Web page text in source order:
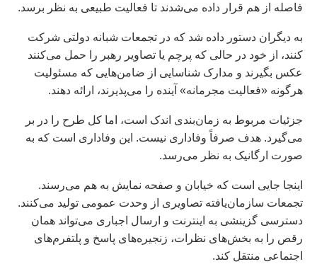
فاصله از هم قرار داده می‌شدند تا فعالیت طبیعی به نظر برسد.
به دیگران دستور داده شد که در تجمعات شبانه دولتی شرکت
کنند، از خود در حالی که پرچم یا تصاویر رهبر را حمل می‌کنند
عکس بگیرند و مدارک شناسایی از ضامن‌هایی که مسئولیت
هرگونه «فعالیت مجرمانه» آینده را می‌پذیرند، ارائه دهند.
جزئیات مربوط به زمان‌بندی اندک است، اما کل طرح را در بر
می‌گیرد. هدف صرفاً وفاداری نیست. این وفاداری است که به
صورت ارگانیک به نظر می‌رسد.
اینجا جایی است که خیابان و صفحه نمایش به هم می‌رسند.
تجمعات سازمان‌یافته تصاویری از وحدت عمومی تولید می‌کنند.
دسترسی گزینشی به اینترنت و ارسال اجباری می‌تواند همان
رقص را به بخش‌های نظرات، زنجیره‌های پاسخ و پلتفرم‌های
اجتماعی منتقل کند.